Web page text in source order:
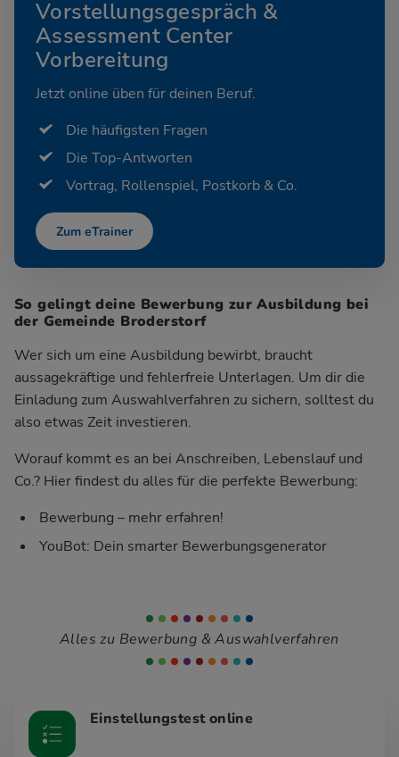
Vorstellungsgespräch &
Assessment Center
Vorbereitung
Jetzt online üben für deinen Beruf.
Die häufigsten Fragen
Die Top-Antworten
Vortrag, Rollenspiel, Postkorb & Co.
Zum eTrainer
So gelingt deine Bewerbung zur Ausbildung bei
der Gemeinde Broderstorf
Wer sich um eine Ausbildung bewirbt, braucht
aussagekräftige und fehlerfreie Unterlagen. Um dir die
Einladung zum Auswahlverfahren zu sichern, solltest du
also etwas Zeit investieren.
Worauf kommt es an bei Anschreiben, Lebenslauf und
Co.? Hier findest du alles für die perfekte Bewerbung:
Bewerbung – mehr erfahren!
YouBot: Dein smarter Bewerbungsgenerator
Alles zu Bewerbung & Auswahlverfahren
Einstellungstest online